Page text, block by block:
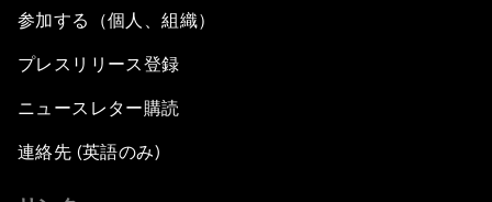
参加する（個人、組織）
プレスリリース登録
ニュースレター購読
連絡先 (英語のみ)